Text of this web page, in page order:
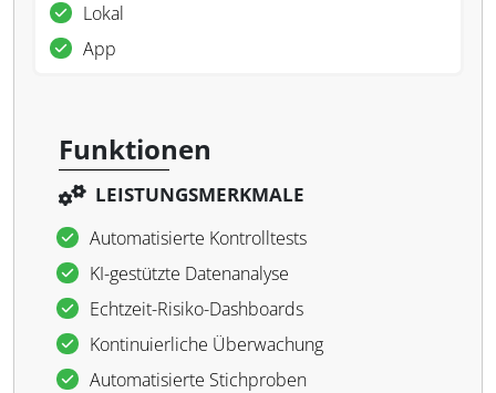
Lokal
App
Funktionen
LEISTUNGSMERKMALE
Automatisierte Kontrolltests
KI-gestützte Datenanalyse
Echtzeit-Risiko-Dashboards
Kontinuierliche Überwachung
Automatisierte Stichproben